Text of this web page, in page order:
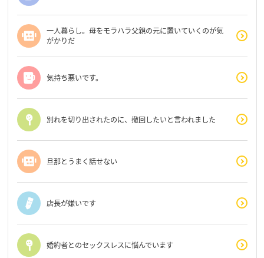
一人暮らし。母をモラハラ父親の元に置いていくのが気
がかりだ
気持ち悪いです。
別れを切り出されたのに、撤回したいと言われました
旦那とうまく話せない
店長が嫌いです
婚約者とのセックスレスに悩んでいます